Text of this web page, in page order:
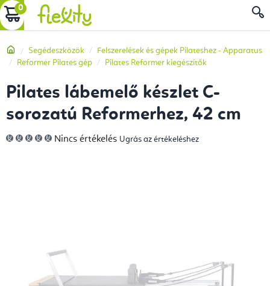
Ugrás
a
tartalomhoz
KOSÁR
Kezdőlap
Segédeszközök
Felszerelések és gépek Pilateshez - Apparatus
Reformer Pilates gép
Pilates Reformer kiegészítők
Pilates lábemelő készlet C-
sorozatú Reformerhez, 42 cm
A
termék
Nincs értékelés Ugrás az értékeléshez